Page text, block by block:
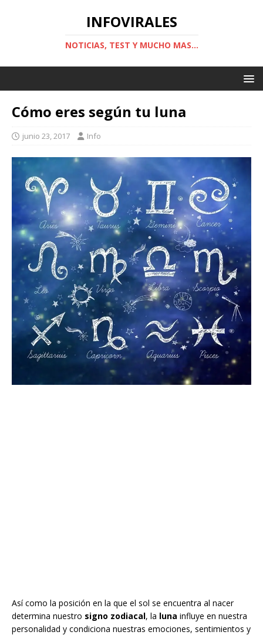
INFOVIRALES
NOTICIAS, TEST Y MUCHO MAS...
Cómo eres según tu luna
junio 23, 2017 Info
Así como la posición en la que el sol se encuentra al nacer
determina nuestro signo zodiacal, la luna influye en nuestra
personalidad y condiciona nuestras emociones, sentimientos y